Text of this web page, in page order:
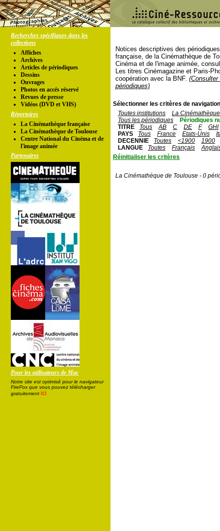
Recherches spécifiques dans les
collections
Affiches
Archives
Articles de périodiques
Dessins
Ouvrages
Photos en accés réservé
Revues de presse
Vidéos (DVD et VHS)
Répertoires
La Cinémathèque française
La Cinémathèque de Toulouse
Centre National du Cinéma et de
l'image animée
Partenaires
Pour les utilisateurs de Mac
Notre site est optimisé pour le navigateur
FireFox que vous pouvez télécharger
gratuitement ici
Notices descriptives des
française, de la Cinémathèque de
Cinéma et de l'image animée,
Les titres Cinémagazine et Paris-
coopération avec la BNF.
périodiques)
Sélectionner les critères de
Toutes institutions
La
Tous les périodiques
Périodiques
TITRE
Tous AB C DE F
GHI
PAYS
Tous France Etats-Unis
DECENNIE
Toutes <1900
1900
LANGUE
Toutes Français
Réinitialiser les critères
La Cinémathèque de Toulouse - 0